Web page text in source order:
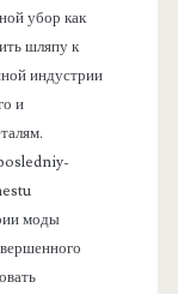
убор как
шляпу к
индустрии
и
моды